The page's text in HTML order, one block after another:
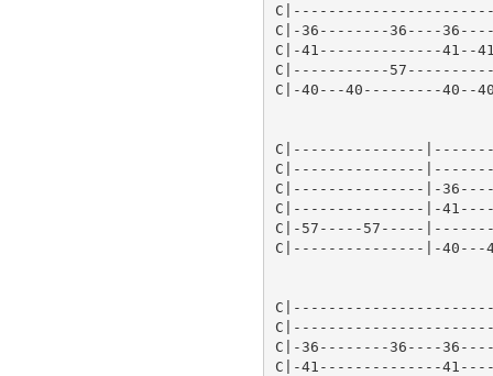
C|-36--------36----
C|-41--------------
C|-----------
C|-40---40---------
C|---------------
C|---------------
C|---------------|-
C|---------------|-
C|-57-----57-----
C|---------------|-40---
C|-36--------36----
C|-41--------------